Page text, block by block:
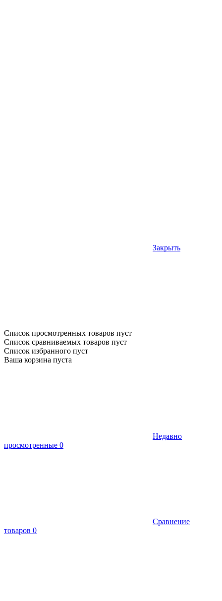
Закрыть
Список просмотренных товаров пуст
Список сравниваемых товаров пуст
Список избранного пуст
Ваша корзина пуста
Недавно
просмотренные 0
Сравнение
товаров 0